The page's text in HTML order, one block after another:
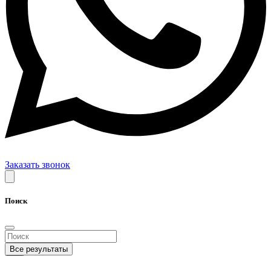
Заказать звонок
Поиск
Все результаты